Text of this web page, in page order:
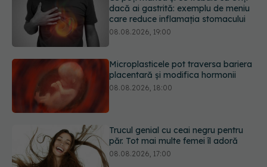
Microplasticele pot traversa bariera
placentară și modifica hormonii
08.08.2026, 18:00
Trucul genial cu ceai negru pentru
păr. Tot mai multe femei îl adoră
Medicamentul folosit de peste 60 de
ani care acționează într-un loc